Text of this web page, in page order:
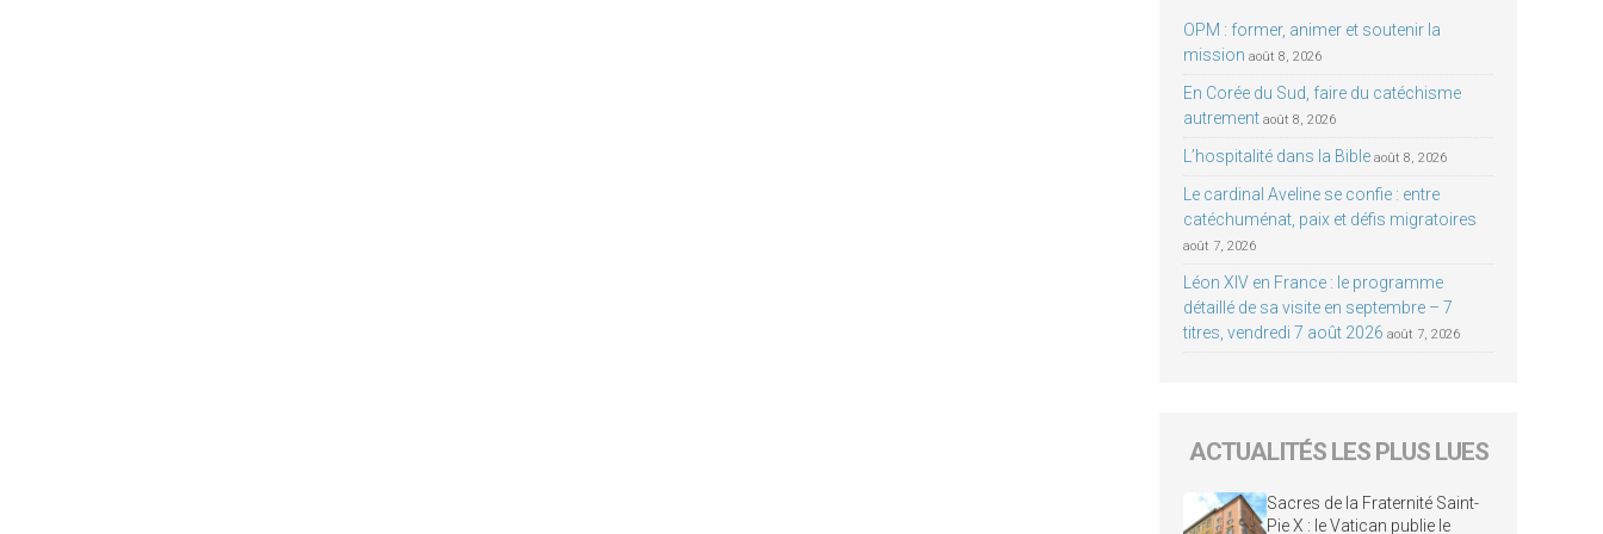
OPM : former, animer et soutenir la
mission août 8, 2026
En Corée du Sud, faire du catéchisme
autrement août 8, 2026
L’hospitalité dans la Bible août 8, 2026
Le cardinal Aveline se confie : entre
catéchuménat, paix et défis migratoires
août 7, 2026
Léon XIV en France : le programme
détaillé de sa visite en septembre – 7
titres, vendredi 7 août 2026 août 7, 2026
ACTUALITÉS LES PLUS LUES
Sacres de la Fraternité Saint-
Pie X : le Vatican publie le